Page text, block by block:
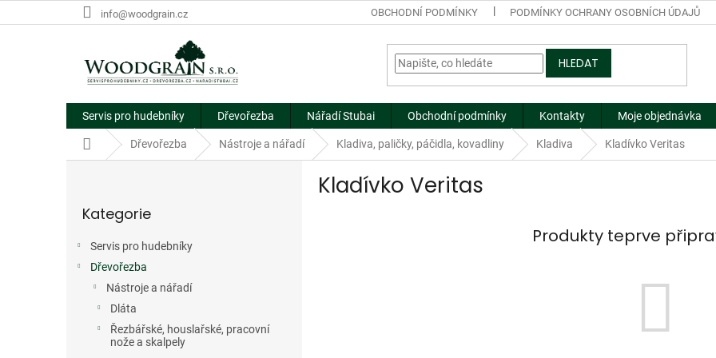
na
info@woodgrain.cz OBCHODNÍ PODMÍNKY PODMÍNKY OCHRANY OSOBNÍCH ÚDAJŮ
HLEDAT
Servis pro hudebníky Dřevořezba Nářadí Stubai Obchodní podmínky Kontakty Moje objednávka
Domů Dřevořezba Nástroje a nářadí Kladiva, paličky, páčidla, kovadliny Kladiva Kladívko Veritas
kategorie
Kategorie
Servis pro hudebníky
Dřevořezba
Nástroje a nářadí
Dláta
Řezbářské, houslařské, pracovní
nože a skalpely
Kladívko Veritas
Produkty teprve